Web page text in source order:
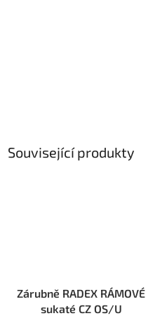
Související produkty
Zárubně RADEX RÁMOVÉ
sukaté CZ OS/U